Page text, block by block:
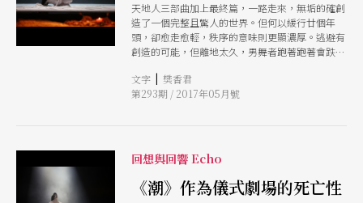
天地人三部曲加上最終篇，一路走來，無垢的確創
造了一個完整且驚人的世界。但何以緩行廿個年
頭，卻愈走愈輕，秩序的意味則更顯濃厚。逃避有
創造的可能，但離地太久，男舞者跑著跑著會跌
望，逃避了衝突，白鳥的驚聲鳴叫，即便在那瞬間
撕裂了你我心肺，但終究是沒有撼動什麼，只留下
文字 | 樊香君
第293期 / 2017年05月號
回想與回響 Echo
《潮》作為儀式劇場的死亡性